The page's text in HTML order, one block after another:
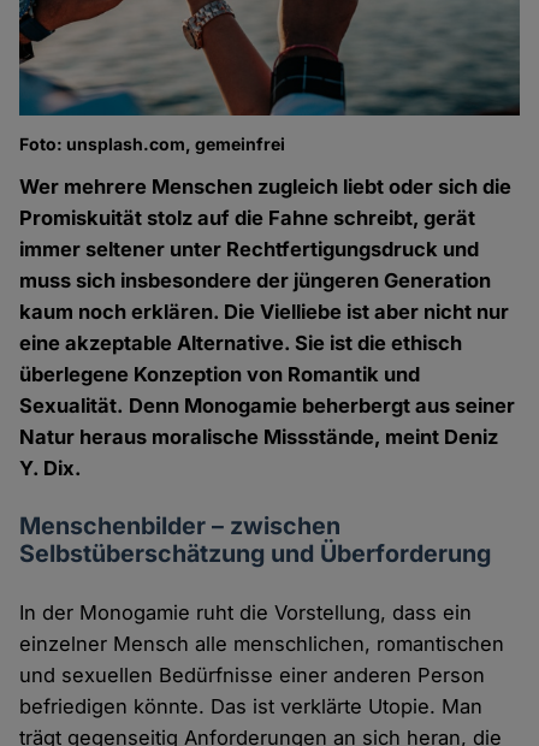
Foto: unsplash.com, gemeinfrei
Wer mehrere Menschen zugleich liebt oder sich die
Promiskuität stolz auf die Fahne schreibt, gerät
immer seltener unter Rechtfertigungsdruck und
muss sich insbesondere der jüngeren Generation
kaum noch erklären. Die Vielliebe ist aber nicht nur
eine akzeptable Alternative. Sie ist die ethisch
überlegene Konzeption von Romantik und
Sexualität. Denn Monogamie beherbergt aus seiner
Natur heraus moralische Missstände, meint Deniz
Y. Dix.
Menschenbilder – zwischen
Selbstüberschätzung und Überforderung
In der Monogamie ruht die Vorstellung, dass ein
einzelner Mensch alle menschlichen, romantischen
und sexuellen Bedürfnisse einer anderen Person
befriedigen könnte. Das ist verklärte Utopie. Man
trägt gegenseitig Anforderungen an sich heran, die